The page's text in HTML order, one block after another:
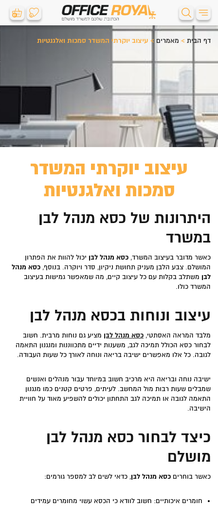
0 0
דף הבית > מאמרים > עיצוב יוקרתי המשדר סמכות ואלגנטיות
עיצוב יוקרתי המשדר
סמכות ואלגנטיות
היתרונות של כסא מנהל לבן
במשרד
כאשר מדובר בעיצוב המשרד, כסא מנהל לבן יכול להוות את הפתרון
המושלם. צבע הלבן מעניק תחושת ניקיון, סדר ויוקרה. בנוסף, כסא מנהל
לבן משתלב בקלות עם כל עיצוב קיים, מה שמאפשר גמישות בעיצוב
המשרד כולו.
עיצוב ונוחות בכסא מנהל לבן
מלבד המראה האסתטי, כסא מנהל לבן מציע גם נוחות מרבית. חשוב
לבחור כסא הכולל תמיכה לגב, משענות ידיים מתכווננות ומנגנון התאמה
לגובה. כל אלו מאפשרים ישיבה בריאה ונוחה לאורך כל שעות העבודה.
ישיבה נוחה ובריאה היא מרכיב חשוב במיוחד עבור מנהלים ואנשים
שמבלים שעות רבות מול המחשב. לעיתים, פרטים קטנים כמו מנגנון
התאמה לגובה או תמיכה לגב התחתון יכולים להשפיע מאוד על חוויית
הישיבה.
כיצד לבחור כסא מנהל לבן
מושלם
כאשר בוחרים כסא מנהל לבן, כדאי לשים לב למספר גורמים:
חומרים איכותיים: חשוב לוודא כי הכסא עשוי מחומרים עמידים